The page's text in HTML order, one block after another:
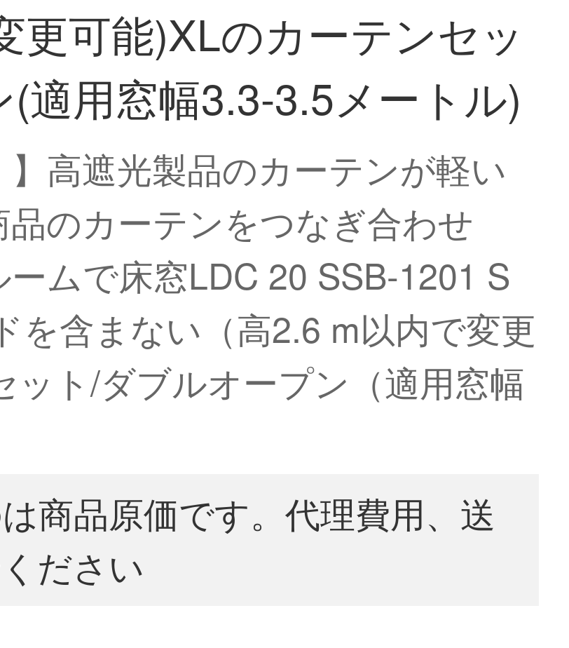
更可能)XLのカーテンセッ
(適用窓幅3.3-3.5メートル)
】高遮光製品のカーテンが軽い
のカーテンをつなぎ合わせ
ムで床窓LDC 20 SSB-1201 S
を含まない（高2.6 m以内で変更
ット/ダブルオープン（適用窓幅
商品原価です。代理費用、送
ださい